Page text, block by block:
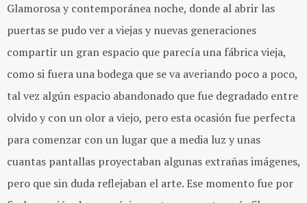
Glamorosa y contemporánea noche, donde al abrir las
puertas se pudo ver a viejas y nuevas generaciones
compartir un gran espacio que parecía una fábrica vieja,
como si fuera una bodega que se va averiando poco a poco,
tal vez algún espacio abandonado que fue degradado entre
olvido y con un olor a viejo, pero esta ocasión fue perfecta
para comenzar con un lugar que a media luz y unas
cuantas pantallas proyectaban algunas extrañas imágenes,
pero que sin duda reflejaban el arte. Ese momento fue por